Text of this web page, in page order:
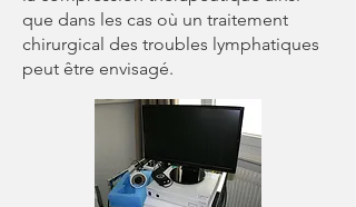
que dans les cas où un traitement
chirurgical des troubles lymphatiques
peut être envisagé.